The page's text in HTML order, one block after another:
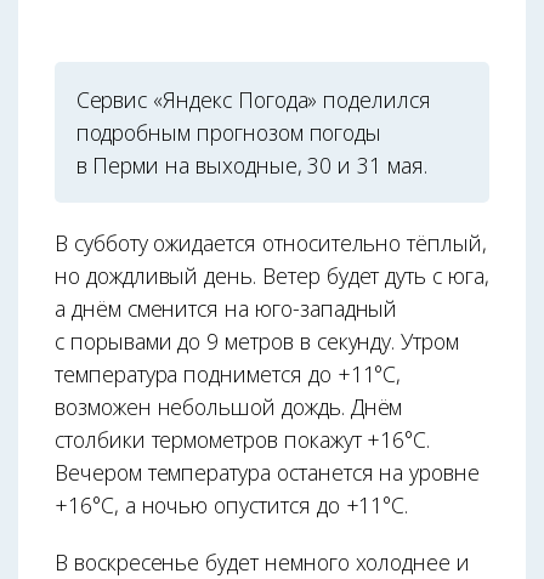
Сервис «Яндекс Погода» поделился
подробным прогнозом погоды
в Перми на выходные, 30 и 31 мая.
В субботу ожидается относительно тёплый,
но дождливый день. Ветер будет дуть с юга,
а днём сменится на юго-западный
с порывами до 9 метров в секунду. Утром
температура поднимется до +11°С,
возможен небольшой дождь. Днём
столбики термометров покажут +16°С.
Вечером температура останется на уровне
+16°С, а ночью опустится до +11°С.
В воскресенье будет немного холоднее и